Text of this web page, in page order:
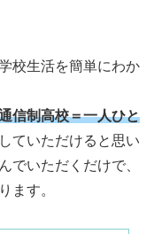
校生活を簡単にわか
信制高校＝一人ひと
ていただけると思い
でいただくだけで、
ます。